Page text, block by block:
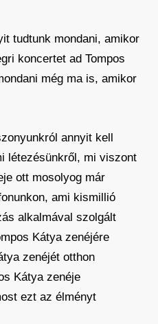
tudtunk mondani, amikor
koncertet ad Tompos
még ma is, amikor
annyit kell
létezésünkről, mi viszont
ott mosolyog már
ami kismillió
alkalmával szolgált
Kátya zenéjére
zenéjét otthon
Kátya zenéje
ezt az élményt